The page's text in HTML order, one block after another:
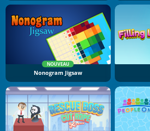
NOUVEAU
Nonogram Jigsaw